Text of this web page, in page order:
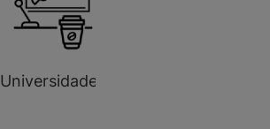
Universidades